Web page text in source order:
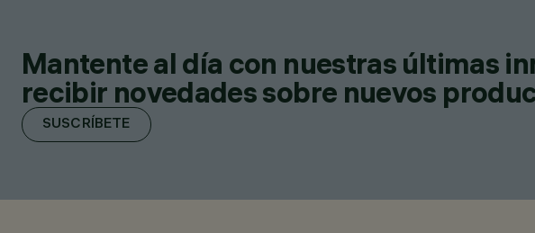
Mantente al día con nuestras últimas
recibir novedades sobre nuevos
SUSCRÍBETE